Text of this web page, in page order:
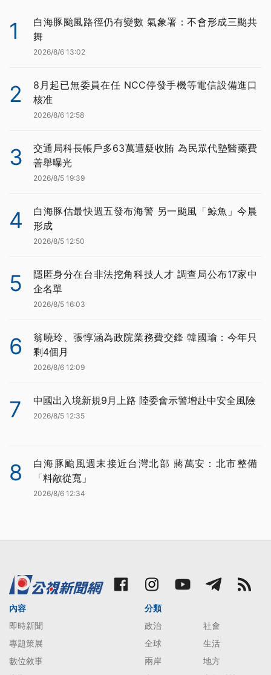
1
白海豚颱風路徑仍有變數 氣象署：不會形成三颱共
舞
2026/8/6 13:02
2
8月起已無委員在任 NCC停發手機等電信設備進口
核准
2026/8/6 12:58
3
交通局科長帳戶多63萬遭疑收賄 為民眾代墊醫藥費
善舉曝光
2026/8/5 19:39
4
白海豚估最快週五發布海警 另一颱風「鯨魚」今晨
形成
2026/8/5 12:50
5
隱匿身分在台非法挖角科技人才 調查局公布17家中
企名單
2026/8/5 16:03
6
翁曉玲、張惇涵為政院業務費交鋒 韓國瑜：今年只
剩4個月
2026/8/6 12:09
7 中國出入境新規9月上路 陸委會示警增赴中安全風險
2026/8/5 12:35
8
白海豚颱風週末接近台灣北部 蔣萬安：北市整備
「料敵從寬」
2026/8/6 12:34
內容
即時新聞
專題策展
數位敘事
分類
政治
社會
全球
生活
兩岸
地方